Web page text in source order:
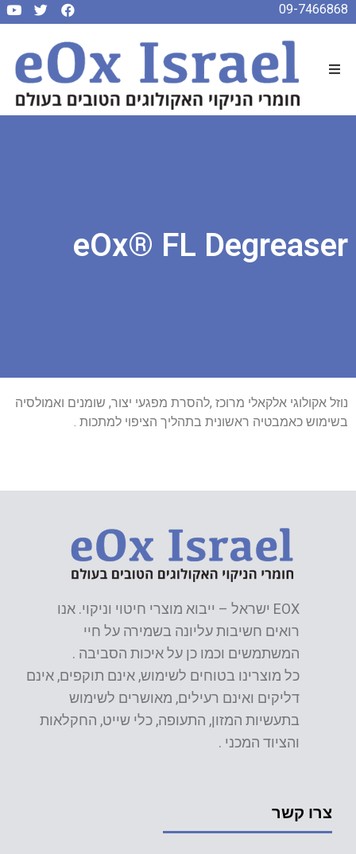
09-7466868
eOx® FL Degreaser
נוזל אקולוגי אלקאלי מרוכז ,להסרת מפגעי יצור, שומנים ואמולסיה
בשימוש כאמבטיה ראשונית בתהליך הציפוי למתכות .
EOX ישראל – ייבוא מוצרי חיטוי וניקוי. אנו
רואים חשיבות עליונה בשמירה על חיי
המשתמשים וכמו כן על איכות הסביבה .
כל מוצרינו בטוחים לשימוש, אינם תוקפים, אינם
דליקים ואינם רעילים, מאושרים לשימוש
בתעשיות המזון, התעופה, כלי שייט, החקלאות
והציוד המכני .
צרו קשר